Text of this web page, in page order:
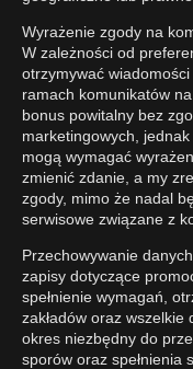
Wyrażenie zgody na
W zależności od
otrzymywać
ramach komunikatów
bonus powitalny bez
marketingowych,
mogą wymagać
zmienić zdanie, a my
zgody, mimo że nadal
serwisowe związane z
Przechowywanie
zapisy dotyczące
spełnienie wymagań,
zakładów oraz
okres niezbędny do
sporów oraz spełnienia